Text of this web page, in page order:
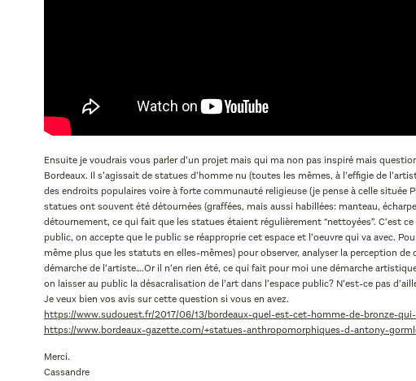
Ensuite je voudrais vous parler d’un projet mais qui ma non pas inspiré mais
Bordeaux. Il s’agissait de statues d’homme nu (toutes les mêmes, à l’effigie de
des endroits populaires voire à forte communauté religieuse (je pense à celle
statues ont souvent été détournées (graffées, mais aussi habillées: manteau,
détournement, ce qui fait que les statues étaient régulièrement “nettoyées”. C’est
public, on accepte que le public se réapproprie cet espace et l’oeuvre qui va avec.
même plus que les statuts en elles-mêmes) pour observer, analyser la perception
démarche de l’artiste….Or il n’en rien été, ce qui fait pour moi une démarche
on laisser au public la désacralisation de l’art dans l’espace public? N’est-ce pas
Je veux bien vos avis sur cette question si vous en avez.
https://www.sudouest.fr/2017/06/13/bordeaux-quel-est-cet-homme-de-bronze-
https://www.bordeaux-gazette.com/+statues-anthropomorphiques-d-antony-
Merci.
Cassandre